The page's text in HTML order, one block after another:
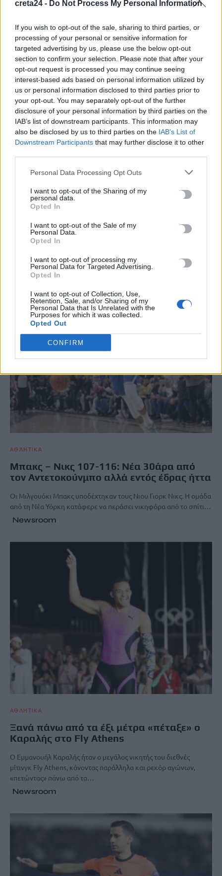
creta24 - Do Not Process My Personal Information
If you wish to opt-out of the sale, sharing to third parties, or
processing of your personal or sensitive information for
targeted advertising by us, please use the below opt-out
section to confirm your selection. Please note that after your
opt-out request is processed you may continue seeing
interest-based ads based on personal information utilized by
us or personal information disclosed to third parties prior to
your opt-out. You may separately opt-out of the further
disclosure of your personal information by third parties on the
IAB’s list of downstream participants. This information may
also be disclosed by us to third parties on the IAB’s List of
Downstream Participants that may further disclose it to other
Personal Data Processing Opt Outs
I want to opt-out of the Sharing of my
personal data.
Opted In
I want to opt-out of the Sale of my
Personal Data.
Opted In
I want to opt-out of processing my
Personal Data for Targeted Advertising.
Opted In
I want to opt-out of Collection, Use,
Retention, Sale, and/or Sharing of my
Personal Data that Is Unrelated with the
Purposes for which it was collected.
Opted Out
CONFIRM
ευλογιά των αιγοπροβάτων
6 Αυγούστου, 2026
Έκτακτο επίδομα παιδιού: Ποιοι πάνε ταμείο
6 Αυγούστου, 2026
ΟΠΕΚΑ: Νέα πληρωμή στις 7 Αυγούστου για τρίτεκνες και
πολύτεκνες οικογένειες
6 Αυγούστου, 2026
TRENDING
ΝΕΕΣ ΤΑΥΤΟΤΗΤΕΣ # ΙΔΡΩΤΑΣ
ΚΑΚΟΣΜΙΑ
ΚΑΡΤΑ ΑΓΡΟΤΗ
ΣΧΕΤΙΚΆ ΆΡΘΡΑ
ΑΘΛΗΤΙΚΑ
Μπακς – Νικς 107-116: Νέα 30άρα από
τον Αντετοκούνμπο αλλά εντός έδρας ήττα
Οι Μιλγουόκι Μπακς υποδέχτηκαν τους Νιου Γιορκ Νικς. Η ομάδα
από τη Νέα Υόρκη κατάφερε να περάσει νικηφόρα από το σπίτι…
Newsroom
ΑΘΛΗΤΙΚΑ
Ξανά πάνω από τα έξι μέτρα «πέταξε» ο
Καραλής στο Fly Athens
Ο Εμμανουήλ Καραλής ήταν ο μεγάλος νικητής του διεθνές
μίτινγκ Fly Athens, κάνοντας παράλληλα και ρεκόρ αγώνων,
«πετώντας» πάνω από τα…
Newsroom